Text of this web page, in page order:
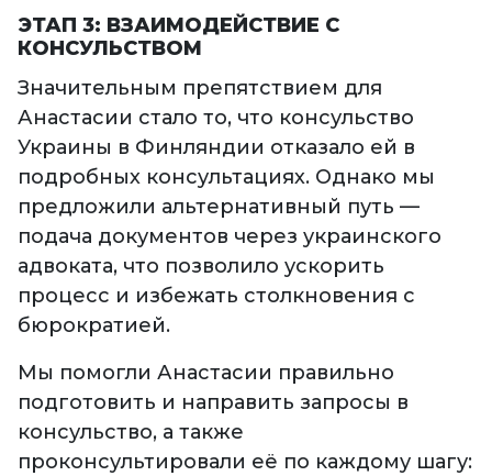
ЭТАП 3: ВЗАИМОДЕЙСТВИЕ С
КОНСУЛЬСТВОМ
Значительным препятствием для
Анастасии стало то, что консульство
Украины в Финляндии отказало ей в
подробных консультациях. Однако мы
предложили альтернативный путь —
подача документов через украинского
адвоката, что позволило ускорить
процесс и избежать столкновения с
бюрократией.
Мы помогли Анастасии правильно
подготовить и направить запросы в
консульство, а также
проконсультировали её по каждому шагу: